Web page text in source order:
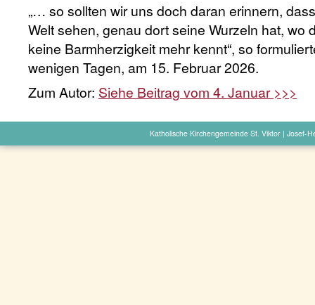
„… so sollten wir uns doch daran erinnern,
Welt sehen, genau dort seine Wurzeln hat, wo
keine Barmherzigkeit mehr kennt“, so
wenigen Tagen, am 15. Februar 2026.
Zum Autor: Siehe Beitrag vom 4. Januar >>>
Katholische Kirchengemeinde St. Viktor | Josef-